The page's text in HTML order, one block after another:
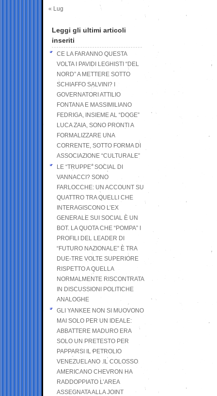
« Lug
Leggi gli ultimi articoli
inseriti
CE LA FARANNO QUESTA
VOLTA I PAVIDI LEGHISTI “DEL
NORD” A METTERE SOTTO
SCHIAFFO SALVINI? I
GOVERNATORI ATTILIO
FONTANA E MASSIMILIANO
FEDRIGA, INSIEME AL “DOGE”
LUCA ZAIA, SONO PRONTI A
FORMALIZZARE UNA
CORRENTE, SOTTO FORMA DI
ASSOCIAZIONE “CULTURALE”
LE “TRUPPE” SOCIAL DI
VANNACCI? SONO
FARLOCCHE: UN ACCOUNT SU
QUATTRO TRA QUELLI CHE
INTERAGISCONO L’EX
GENERALE SUI SOCIAL È UN
BOT. LA QUOTA CHE “POMPA” I
PROFILI DEL LEADER DI
“FUTURO NAZIONALE” È TRA
DUE-TRE VOLTE SUPERIORE
RISPETTO A QUELLA
NORMALMENTE RISCONTRATA
IN DISCUSSIONI POLITICHE
ANALOGHE
GLI YANKEE NON SI MUOVONO
MAI SOLO PER UN IDEALE:
ABBATTERE MADURO ERA
SOLO UN PRETESTO PER
PAPPARSI IL PETROLIO
VENEZUELANO .IL COLOSSO
AMERICANO CHEVRON HA
RADDOPPIATO L’AREA
ASSEGNATA ALLA JOINT